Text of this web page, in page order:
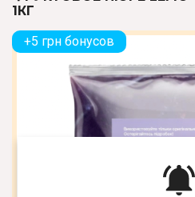
1КГ
+5 грн бонусов